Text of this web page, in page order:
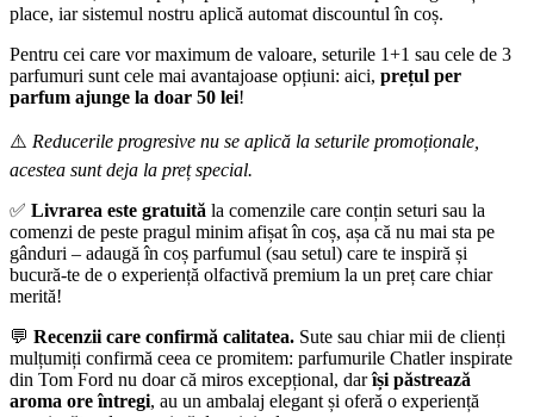
place, iar sistemul nostru aplică automat discountul în coș.
Pentru cei care vor maximum de valoare, seturile 1+1 sau cele de 3
parfumuri sunt cele mai avantajoase opțiuni: aici, prețul per
parfum ajunge la doar 50 lei!
⚠️ Reducerile progresive nu se aplică la seturile promoționale,
acestea sunt deja la preț special.
✅ Livrarea este gratuită la comenzile care conțin seturi sau la
comenzi de peste pragul minim afișat în coș, așa că nu mai sta pe
gânduri – adaugă în coș parfumul (sau setul) care te inspiră și
bucură-te de o experiență olfactivă premium la un preț care chiar
merită!
💬 Recenzii care confirmă calitatea. Sute sau chiar mii de clienți
mulțumiți confirmă ceea ce promitem: parfumurile Chatler inspirate
din Tom Ford nu doar că miros excepțional, darîși păstrează
aroma ore întregi, au un ambalaj elegant și oferă o experiență